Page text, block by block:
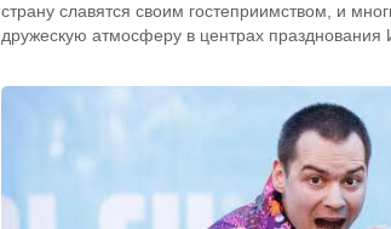
страну славятся своим гостеприимством, и
дружескую атмосферу в центрах празднования